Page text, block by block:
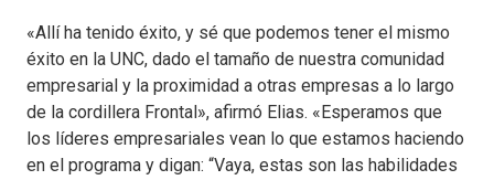
«Allí ha tenido éxito, y sé que podemos tener el mismo
éxito en la UNC, dado el tamaño de nuestra comunidad
empresarial y la proximidad a otras empresas a lo largo
de la cordillera Frontal», afirmó Elias. «Esperamos que
los líderes empresariales vean lo que estamos haciendo
en el programa y digan: “Vaya, estas son las habilidades